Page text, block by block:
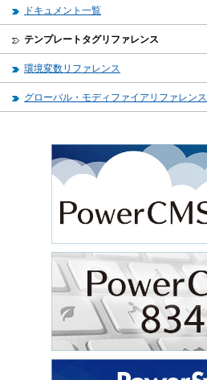
ドキュメント一覧
テンプレートタグリファレンス
環境変数リファレンス
グローバル・モディファイアリファレンス